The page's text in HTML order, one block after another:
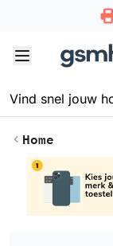
Home
Doorgaan